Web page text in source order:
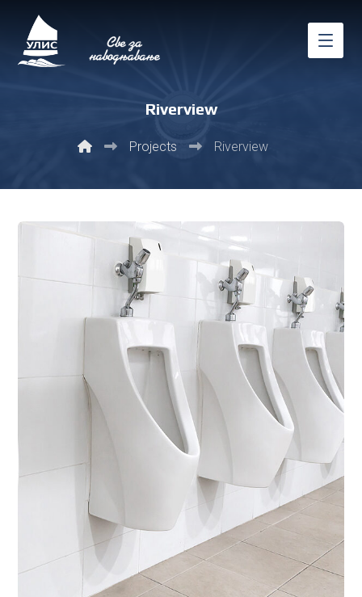
Riverview
Projects Riverview